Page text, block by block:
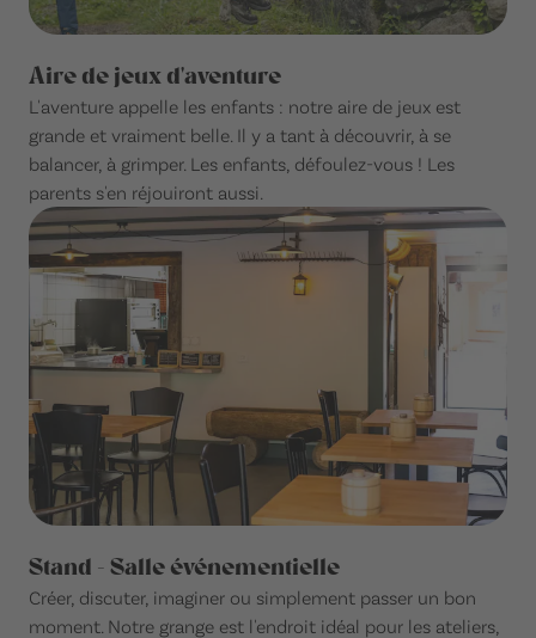
Aire de jeux d'aventure
L'aventure appelle les enfants : notre aire de jeux est
grande et vraiment belle. Il y a tant à découvrir, à se
balancer, à grimper. Les enfants, défoulez-vous ! Les
parents s'en réjouiront aussi.
Stand - Salle événementielle
Créer, discuter, imaginer ou simplement passer un bon
moment. Notre grange est l'endroit idéal pour les ateliers,